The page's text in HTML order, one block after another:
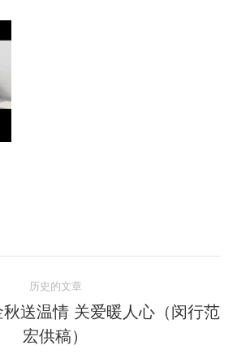
历史的文章
历
史
秋送温情 关爱暖人心（闵行范
宏供稿）